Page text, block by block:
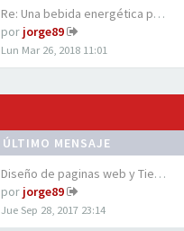
Re: Una bebida energética par…
por jorge89
Lun Mar 26, 2018 11:01
ÚLTIMO MENSAJE
Diseño de paginas web y Tiend…
por jorge89
Jue Sep 28, 2017 23:14